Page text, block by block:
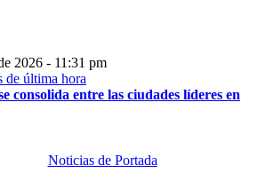
2026 - 11:31 pm
consolida entre las ciudades líderes en
Noticias de Portada